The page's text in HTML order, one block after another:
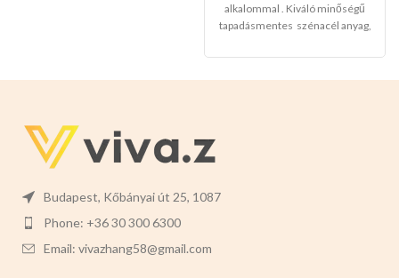
alkalommal . Kiváló minőségű
tapadásmentes szénacél anyag,
Finom és sima krimpelő
Budapest, Kőbányai út 25, 1087
Phone: +36 30 300 6300
Email: vivazhang58@gmail.com